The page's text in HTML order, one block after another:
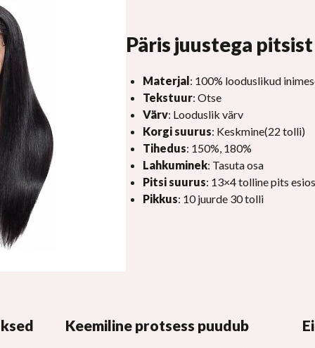
Päris juustega
Materjal : 100% looduslikud
Tekstuur: Otse
Värv: Looduslik värv
Korgi suurus: Keskmine(22 tolli)
Tihedus: 150%, 180%
Lahkuminek: Tasuta osa
Pitsi suurus: 13×4 tolline pits
Pikkus: 10 juurde 30 tolli
Keemiline protsess puudub